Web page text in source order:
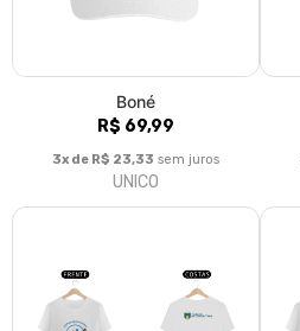
Boné
R$ 69,99
3x de R$ 23,33 sem juros
UNICO